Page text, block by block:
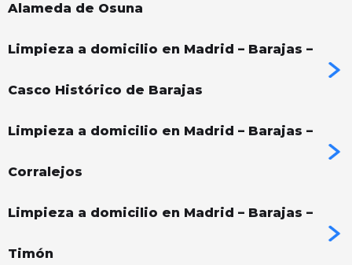
Alameda de Osuna
Limpieza a domicilio en Madrid – Barajas –
Casco Histórico de Barajas
Limpieza a domicilio en Madrid – Barajas –
Corralejos
Limpieza a domicilio en Madrid – Barajas –
Timón